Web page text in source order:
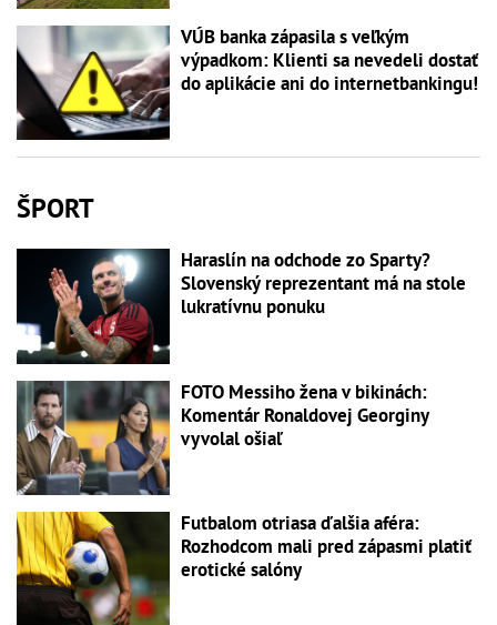
VÚB banka zápasila s veľkým
výpadkom: Klienti sa nevedeli dostať
do aplikácie ani do internetbankingu!
ŠPORT
Haraslín na odchode zo Sparty?
Slovenský reprezentant má na stole
lukratívnu ponuku
FOTO Messiho žena v bikinách:
Komentár Ronaldovej Georginy
vyvolal ošiaľ
Futbalom otriasa ďalšia aféra:
Rozhodcom mali pred zápasmi platiť
erotické salóny